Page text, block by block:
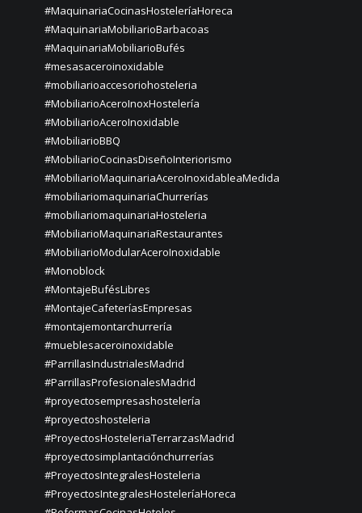
#MaquinariaCocinasHosteleríaHoreca
#MaquinariaMobiliarioBarbacoas
#MaquinariaMobiliarioBufés
#mesasaceroinoxidable
#mobiliarioaccesoriohosteleria
#MobiliarioAceroInoxHostelería
#MobiliarioAceroInoxidable
#MobiliarioBBQ
#MobiliarioCocinasDiseñoInteriorismo
#MobiliarioMaquinariaAceroInoxidableaMedida
#mobiliariomaquinariaChurrerías
#mobiliariomaquinariaHosteleria
#MobiliarioMaquinariaRestaurantes
#MobiliarioModularAceroInoxidable
#Monoblock
#MontajeBufésLibres
#MontajeCafeteríasEmpresas
#montajemontarchurrería
#mueblesaceroinoxidable
#ParrillasIndustrialesMadrid
#ParrillasProfesionalesMadrid
#proyectosempresashostelería
#proyectoshosteleria
#ProyectosHosteleriaTerrarzasMadrid
#proyectosimplantaciónchurrerías
#ProyectosIntegralesHosteleria
#ProyectosIntegralesHosteleríaHoreca